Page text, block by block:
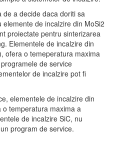
de a decide daca doriti sa
de incalzire din MoSi2
proiectate pentru sinterizarea
Elementele de incalzire din
ofera o temeperatura maxima
de service
de incalzire pot fi
elementele de incalzire din
temperatura maxima a
de incalzire SiC, nu
program de service.